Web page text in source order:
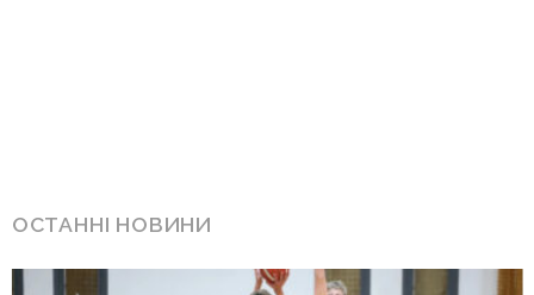
ОСТАННІ НОВИНИ